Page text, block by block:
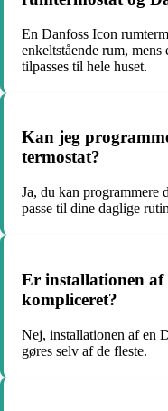
En Danfoss Icon
enkeltstående rum,
tilpasses til hele huset.
Kan jeg
termostat?
Ja, du kan programmere
passe til dine daglige
Er installationen af
kompliceret?
Nej, installationen af en
gøres selv af de fleste.